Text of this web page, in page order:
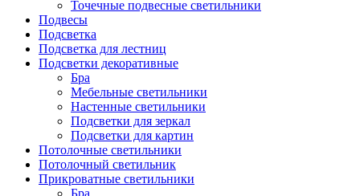
Точечные подвесные светильники
Подвесы
Подсветка
Подсветка для лестниц
Подсветки декоративные
Бра
Мебельные светильники
Настенные светильники
Подсветки для зеркал
Подсветки для картин
Потолочные светильники
Потолочный светильник
Прикроватные светильники